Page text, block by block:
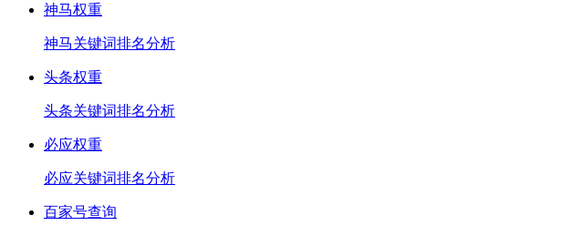
神马权重
神马关键词排名分析
头条权重
头条关键词排名分析
必应权重
必应关键词排名分析
百家号查询